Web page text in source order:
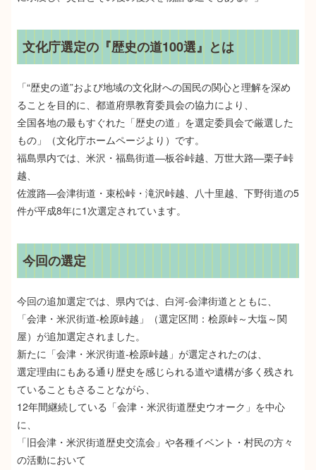
文化庁選定の『歴史の道100選』とは
「“歴史の道”および地域の文化財への国民の関心と理解を深め
ることを目的に、都道府県教育委員会の協力により、
全国各地の最もすぐれた「歴史の道」を選定委員会で厳選した
もの」（文化庁ホームページより）です。
福島県内では、米沢・福島街道―板谷峠越、万世大路―栗子峠
越、
佐渡路―会津街道・束松峠・滝沢峠越、八十里越、下野街道の5
件が平成8年に1次選定されています。
今回の選定
今回の追加選定では、県内では、白河-会津街道とともに、
「会津・米沢街道-桧原峠越」（選定区間：桧原峠～大塩～関
屋）が追加選定されました。
新たに「会津・米沢街道-桧原峠越」が選定されたのは、
選定理由にもある通り歴史を感じられる道や遺構が多く残され
ていることもさることながら、
12年間継続している「会津・米沢街道歴史ウオーク」を中心
に、
「旧会津・米沢街道歴史交流会」や各種イベント・村民の方々
の活動において